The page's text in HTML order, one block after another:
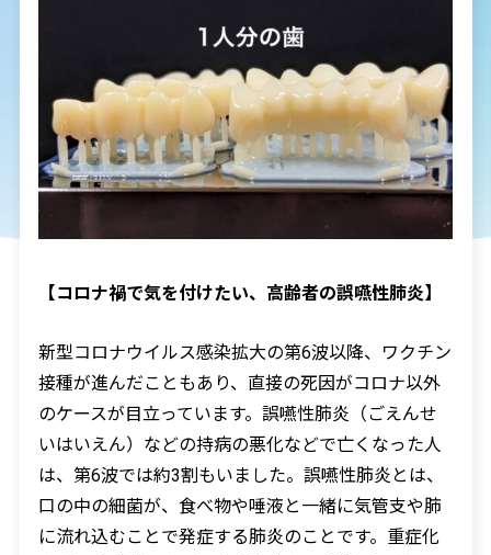
【コロナ禍で気を付けたい、高齢者の誤嚥性肺炎】
新型コロナウイルス感染拡大の第6波以降、ワクチン
接種が進んだこともあり、直接の死因がコロナ以外
のケースが目立っています。誤嚥性肺炎（ごえんせ
いはいえん）などの持病の悪化などで亡くなった人
は、第6波では約3割もいました。誤嚥性肺炎とは、
口の中の細菌が、食べ物や唾液と一緒に気管支や肺
に流れ込むことで発症する肺炎のことです。重症化